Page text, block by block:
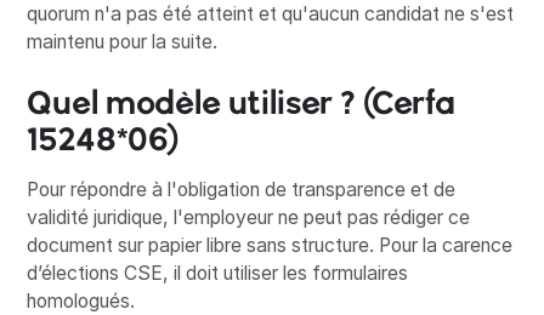
quorum n'a pas été atteint et qu'aucun candidat ne s'est
maintenu pour la suite.
Quel modèle utiliser ? (Cerfa
15248*06)
Pour répondre à l'obligation de transparence et de
validité juridique, l'employeur ne peut pas rédiger ce
document sur papier libre sans structure. Pour la carence
d’élections CSE, il doit utiliser les formulaires
homologués.